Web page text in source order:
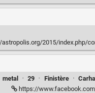
2015/index.php/
metal · 29 · Finistère ·
https://www.facebook.com/